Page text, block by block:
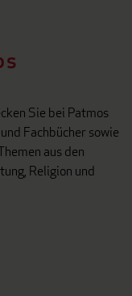
Sie bei Patmos
Fachbücher sowie
aus den
Religion und